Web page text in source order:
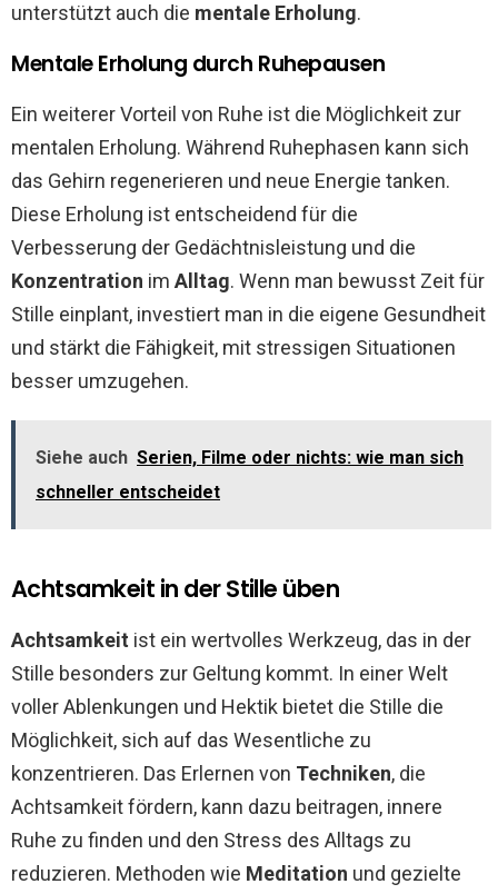
unterstützt auch die mentale Erholung.
Mentale Erholung durch Ruhepausen
Ein weiterer Vorteil von Ruhe ist die Möglichkeit zur
mentalen Erholung. Während Ruhephasen kann sich
das Gehirn regenerieren und neue Energie tanken.
Diese Erholung ist entscheidend für die
Verbesserung der Gedächtnisleistung und die
Konzentration im Alltag. Wenn man bewusst Zeit für
Stille einplant, investiert man in die eigene Gesundheit
und stärkt die Fähigkeit, mit stressigen Situationen
besser umzugehen.
Siehe auch Serien, Filme oder nichts: wie man sich
schneller entscheidet
Achtsamkeit in der Stille üben
Achtsamkeit ist ein wertvolles Werkzeug, das in der
Stille besonders zur Geltung kommt. In einer Welt
voller Ablenkungen und Hektik bietet die Stille die
Möglichkeit, sich auf das Wesentliche zu
konzentrieren. Das Erlernen von Techniken, die
Achtsamkeit fördern, kann dazu beitragen, innere
Ruhe zu finden und den Stress des Alltags zu
reduzieren. Methoden wie Meditation und gezielte